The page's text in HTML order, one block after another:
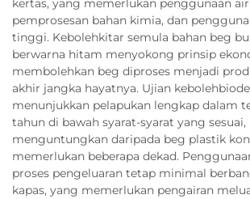
kertas, yang memerlukan penggunaan
pemprosesan bahan kimia, dan
tinggi. Kebolehkitar semula bahan beg
berwarna hitam menyokong prinsip
membolehkan beg diproses menjadi
akhir jangka hayatnya. Ujian
menunjukkan pelapukan lengkap dalam
tahun di bawah syarat-syarat yang sesuai,
menguntungkan daripada beg plastik
memerlukan beberapa dekad.
proses pengeluaran tetap minimal
kapas, yang memerlukan pengairan